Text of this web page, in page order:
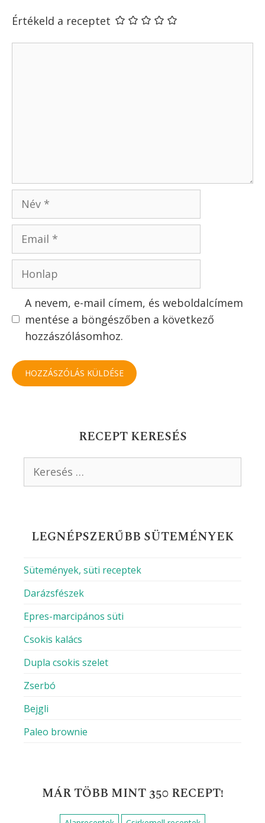
Értékeld a receptet
Név
Email
Honlap
A nevem, e-mail címem, és weboldalcímem
mentése a böngészőben a következő
hozzászólásomhoz.
RECEPT KERESÉS
LEGNÉPSZERŰBB SÜTEMÉNYEK
Sütemények, süti receptek
Darázsfészek
Epres-marcipános süti
Csokis kalács
Dupla csokis szelet
Zserbó
Bejgli
Paleo brownie
MÁR TÖBB MINT 350 RECEPT!